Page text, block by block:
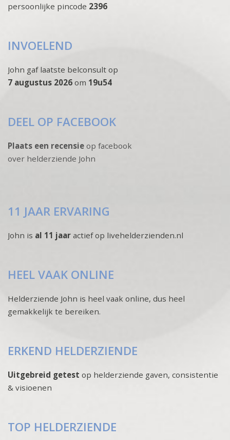
persoonlijke pincode 2396
INVOELEND
John gaf laatste belconsult op
7 augustus 2026 om 19u54
DEEL OP FACEBOOK
Plaats een recensie op facebook
over helderziende John
11 JAAR ERVARING
John is al 11 jaar actief op livehelderzienden.nl
HEEL VAAK ONLINE
Helderziende John is heel vaak online, dus heel
gemakkelijk te bereiken.
ERKEND HELDERZIENDE
Uitgebreid getest op helderziende gaven, consistentie
& visioenen
TOP HELDERZIENDE